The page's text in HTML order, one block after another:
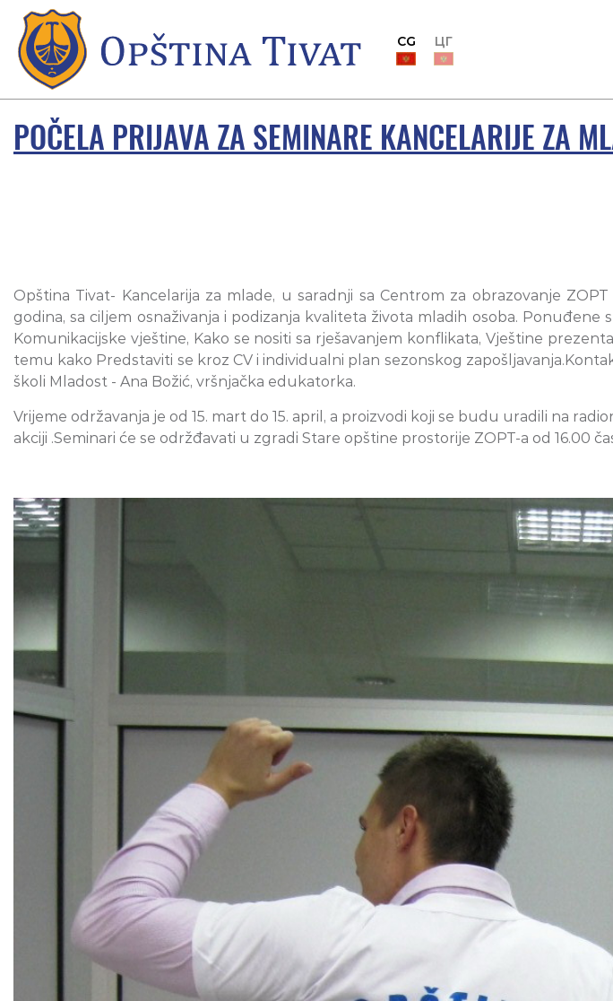
CG ЦГ
POČELA PRIJAVA ZA SEMINARE KANCELARIJE ZA
Opština Tivat- Kancelarija za mlade, u saradnji sa Centrom za obrazovanje
godina, sa ciljem osnaživanja i podizanja kvaliteta života mladih osoba.
Komunikacijske vještine, Kako se nositi sa rješavanjem konflikata, Vještine
temu kako Predstaviti se kroz CV i individualni plan sezonskog
školi Mladost - Ana Božić, vršnjačka edukatorka.
Vrijeme održavanja je od 15. mart do 15. april, a proizvodi koji se budu uradili na
akciji .Seminari će se održđavati u zgradi Stare opštine prostorije ZOPT-a od 16.00